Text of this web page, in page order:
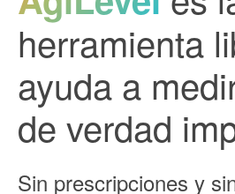
herramienta
ayuda a
de verdad
Sin prescripciones y